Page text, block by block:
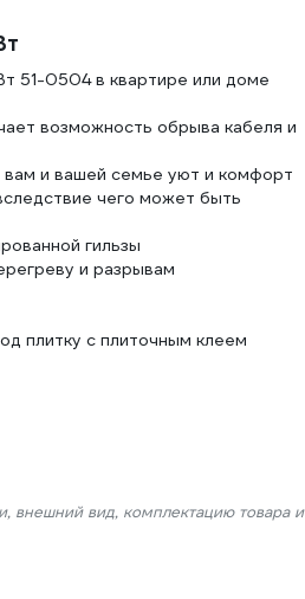
51-0504 в квартире или доме
возможность обрыва кабеля и
вам и вашей семье уют и комфорт
чего может быть
гильзы
и разрывам
плитку с плиточным клеем
внешний вид, комплектацию товара и